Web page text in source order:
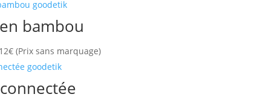
bambou
€ (Prix sans marquage)